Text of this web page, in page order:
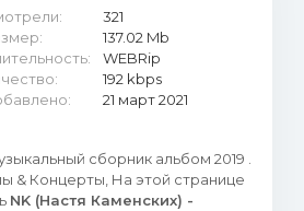
321
137.02 Mb
WEBRip
192 kbps
21 март 2021
сборник альбом 2019 .
& Концерты, На этой странице
NK (Настя Каменских) -